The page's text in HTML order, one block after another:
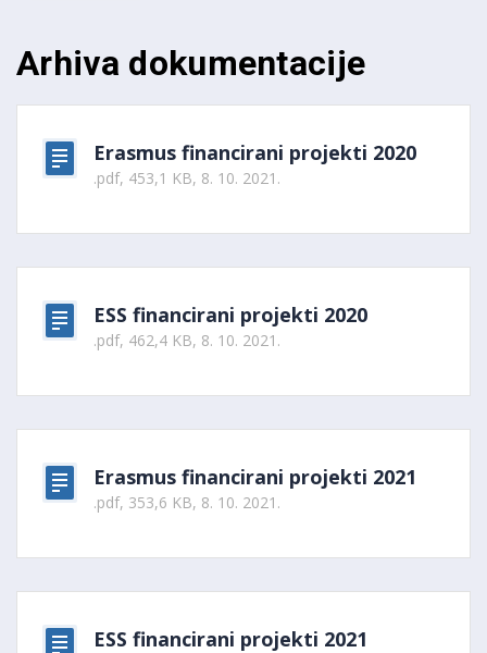
Arhiva dokumentacije
Erasmus financirani projekti 2020
.pdf, 453,1 KB, 8. 10. 2021.
ESS financirani projekti 2020
.pdf, 462,4 KB, 8. 10. 2021.
Erasmus financirani projekti 2021
.pdf, 353,6 KB, 8. 10. 2021.
ESS financirani projekti 2021